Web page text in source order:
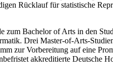
Rücklauf für statistische
Bachelor of Arts in den
Drei Master-of-Arts-
zur Vorbereitung auf eine
akkreditierte Deutsche